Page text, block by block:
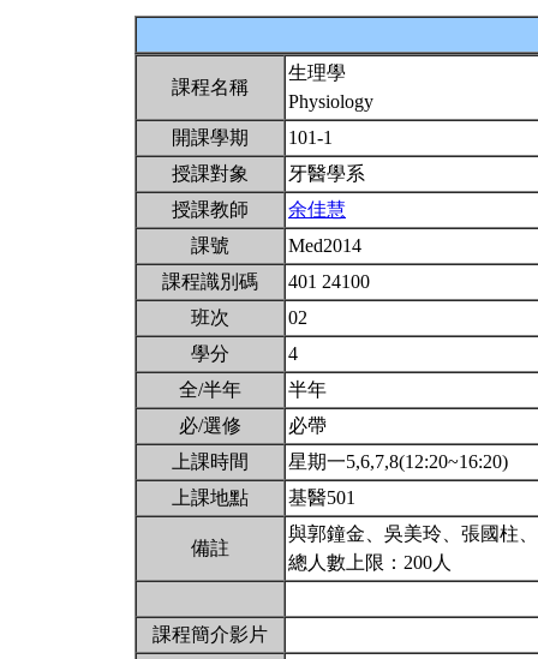
課程名稱
生理學
Physiology
開課學期
101-1
授課對象
牙醫學系
授課教師
余佳慧
課號
Med2014
課程識別碼
401 24100
班次
02
學分
4
全/半年
半年
必/選修
必帶
上課時間
星期一5,6,7,8(12:20~16:20)
上課地點
基醫501
備註
與郭鐘金、吳美玲、張國柱
總人數上限：200人
課程簡介影片